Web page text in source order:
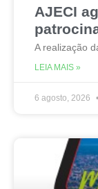
AJECI
A realização
LEIA MAIS »
6 agosto, 2026